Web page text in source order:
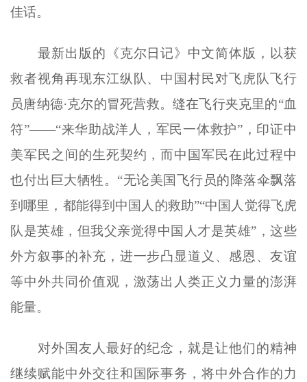
佳话。
最新出版的《克尔日记》中文简体版，以获
救者视角再现东江纵队、中国村民对飞虎队飞行
员唐纳德·克尔的冒死营救。缝在飞行夹克里的“血
符”——“来华助战洋人，军民一体救护”，印证中
美军民之间的生死契约，而中国军民在此过程中
也付出巨大牺牲。“无论美国飞行员的降落伞飘落
到哪里，都能得到中国人的救助”“中国人觉得飞虎
队是英雄，但我父亲觉得中国人才是英雄”，这些
外方叙事的补充，进一步凸显道义、感恩、友谊
等中外共同价值观，激荡出人类正义力量的澎湃
能量。
对外国友人最好的纪念，就是让他们的精神
继续赋能中外交往和国际事务，将中外合作的力